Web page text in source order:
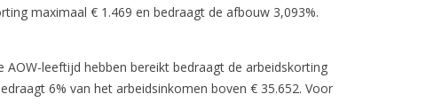
maximaal € 1.469 en bedraagt de afbouw 3,093%.
leeftijd hebben bereikt bedraagt de arbeidskorting
6% van het arbeidsinkomen boven € 35.652. Voor